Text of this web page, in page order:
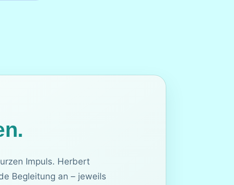
Impuls. Herbert
Begleitung an – jeweils